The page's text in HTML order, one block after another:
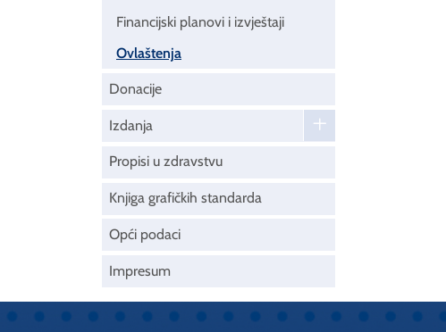
Financijski planovi i izvještaji
Ovlaštenja
Donacije
Izdanja
Propisi u zdravstvu
Knjiga grafičkih standarda
Opći podaci
Impresum